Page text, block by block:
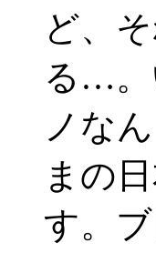
ど、
る…。
ノな
まの
す。